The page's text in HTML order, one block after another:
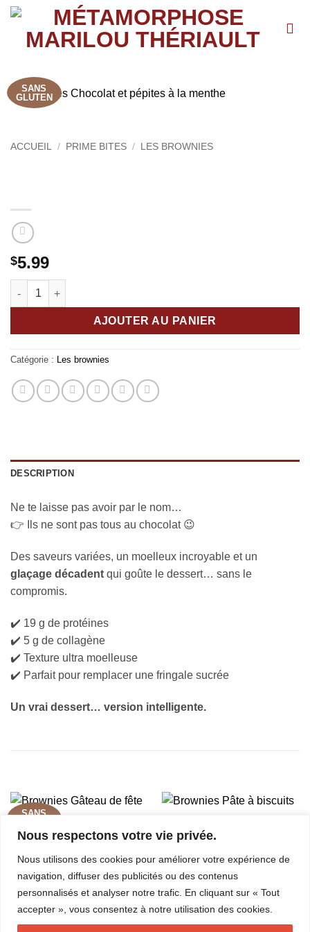
Nous respectons votre vie privée.
Nous utilisons des cookies pour améliorer votre expérience de
navigation, diffuser des publicités ou des contenus
personnalisés et analyser notre trafic. En cliquant sur « Tout
accepter », vous consentez à notre utilisation des cookies.
Passer
contenu
SANS
GLUTEN
ACCUEIL / PRIME BITES / LES BROWNIES
$5.99
quantité de Brownies Chocolat et pépites à la menthe
AJOUTER AU PANIER
Catégorie : Les brownies
DESCRIPTION
Ne te laisse pas avoir par le nom…
👉 Ils ne sont pas tous au chocolat 😉
Des saveurs variées, un moelleux incroyable et un
glaçage décadent qui goûte le dessert… sans le
compromis.
✔️ 19 g de protéines
✔️ 5 g de collagène
✔️ Texture ultra moelleuse
✔️ Parfait pour remplacer une fringale sucrée
Un vrai dessert… version intelligente.
SANS
Brownies Gâteau de fête
$5.99
Brownies Pâte à biscuits
AJOUTER AU PANIER